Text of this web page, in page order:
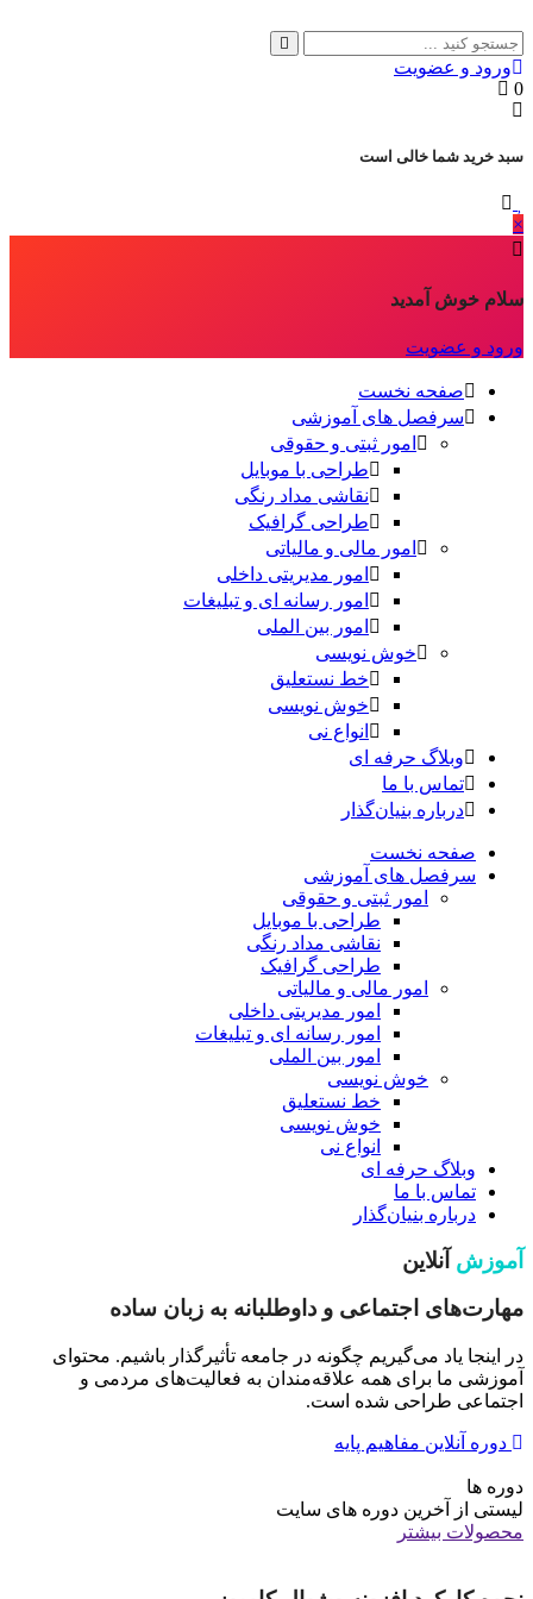
ورود و عضویت
0
سبد خرید شما خالی است
×
سلام خوش آمدید
ورود و عضویت
صفحه نخست
سرفصل های آموزشی
امور ثبتی و حقوقی
طراحی با موبایل
نقاشی مداد رنگی
طراحی گرافیک
امور مالی و مالیاتی
امور مدیریتی داخلی
امور رسانه ای و تبلیغات
امور بین الملی
خوش نویسی
خط نستعلیق
خوش نویسی
انواع نی
وبلاگ حرفه ای
تماس با ما
درباره بنیان‌گذار
صفحه نخست
سرفصل های آموزشی
امور ثبتی و حقوقی
طراحی با موبایل
نقاشی مداد رنگی
طراحی گرافیک
امور مالی و مالیاتی
امور مدیریتی داخلی
امور رسانه ای و تبلیغات
امور بین الملی
خوش نویسی
خط نستعلیق
خوش نویسی
انواع نی
وبلاگ حرفه ای
تماس با ما
درباره بنیان‌گذار
آموزش آنلاین
مهارت‌های اجتماعی و داوطلبانه به زبان ساده
در اینجا یاد می‌گیریم چگونه در جامعه تأثیرگذار باشیم. محتوای
آموزشی ما برای همه علاقه‌مندان به فعالیت‌های مردمی و
اجتماعی طراحی شده است.
دوره آنلاین مفاهیم پایه
دوره ها
لیستی از آخرین دوره های سایت
محصولات بیشتر